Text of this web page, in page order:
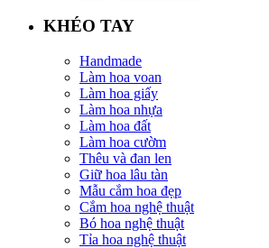
KHÉO TAY
Handmade
Làm hoa voan
Làm hoa giấy
Làm hoa nhựa
Làm hoa đất
Làm hoa cườm
Thêu và đan len
Giữ hoa lâu tàn
Mẫu cắm hoa đẹp
Cắm hoa nghệ thuật
Bó hoa nghệ thuật
Tỉa hoa nghệ thuật